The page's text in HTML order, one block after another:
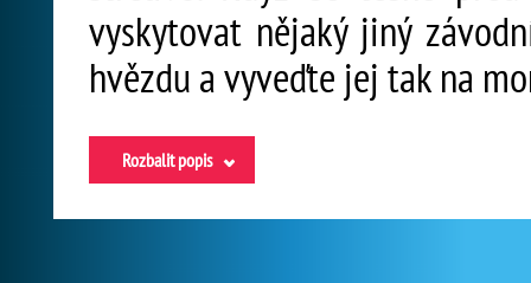
vyskytovat nějaký jiný
hvězdu a vyveďte jej tak na
Rozbalit popis